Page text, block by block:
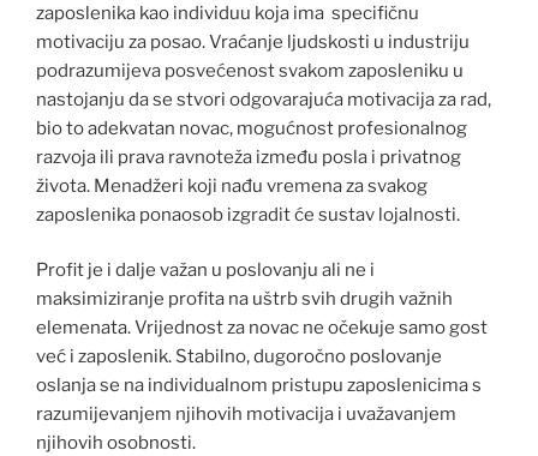
zaposlenika kao individuu koja ima specifičnu
motivaciju za posao. Vraćanje ljudskosti u industriju
podrazumijeva posvećenost svakom zaposleniku u
nastojanju da se stvori odgovarajuća motivacija za rad,
bio to adekvatan novac, mogućnost profesionalnog
razvoja ili prava ravnoteža između posla i privatnog
života. Menadžeri koji nađu vremena za svakog
zaposlenika ponaosob izgradit će sustav lojalnosti.
Profit je i dalje važan u poslovanju ali ne i
maksimiziranje profita na uštrb svih drugih važnih
elemenata. Vrijednost za novac ne očekuje samo gost
već i zaposlenik. Stabilno, dugoročno poslovanje
oslanja se na individualnom pristupu zaposlenicima s
razumijevanjem njihovih motivacija i uvažavanjem
njihovih osobnosti.